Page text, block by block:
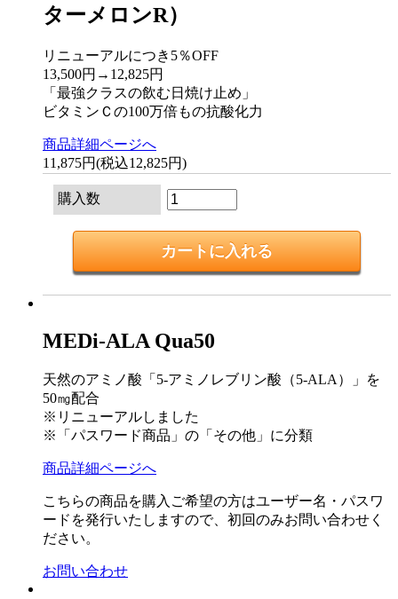
ターメロンR）
リニューアルにつき5％OFF
13,500円→12,825円
「最強クラスの飲む日焼け止め」
ビタミンＣの100万倍もの抗酸化力
商品詳細ページへ
11,875円(税込12,825円)
購入数
MEDi-ALA Qua50
天然のアミノ酸「5-アミノレブリン酸（5-ALA）」を
50㎎配合
※リニューアルしました
※「パスワード商品」の「その他」に分類
商品詳細ページへ
こちらの商品を購入ご希望の方はユーザー名・パスワ
ードを発行いたしますので、初回のみお問い合わせく
ださい。
お問い合わせ